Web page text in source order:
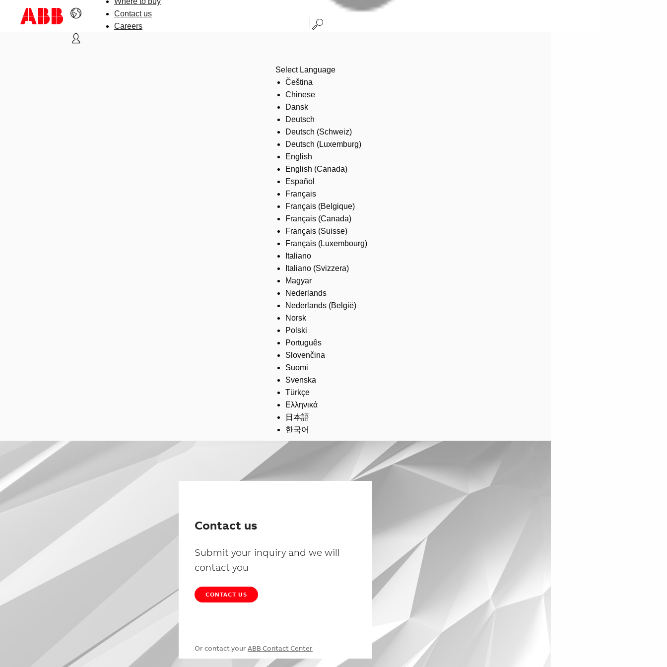
Contact us
Careers
Select Language
Čeština
Chinese
Dansk
Deutsch
Deutsch (Schweiz)
Deutsch (Luxemburg)
English
English (Canada)
Español
Français
Français (Belgique)
Français (Canada)
Français (Suisse)
Français (Luxembourg)
Italiano
Italiano (Svizzera)
Magyar
Nederlands
Nederlands (België)
Norsk
Polski
Português
Slovenčina
Suomi
Svenska
Türkçe
Ελληνικά
日本語
한국어
Contact us
Submit your inquiry and we will
contact you
CONTACT US
Or contact your ABB Contact Center